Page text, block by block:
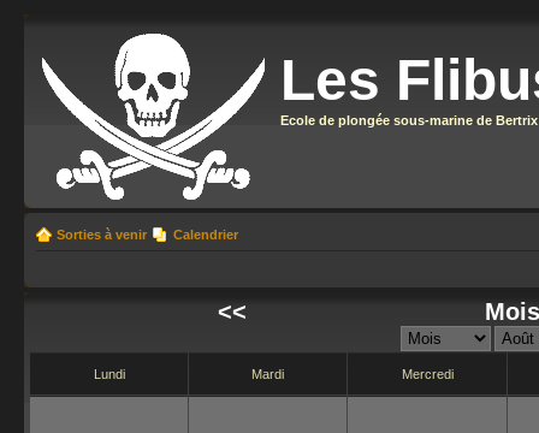
Les
Ecole de plongée sous-marine de Bertrix
Sorties à venir Calendrier
<<
Lundi Mardi Mercredi